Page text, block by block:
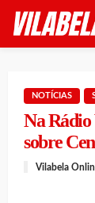
NOTÍCIAS
Na Rádio
sobre
Vilabela